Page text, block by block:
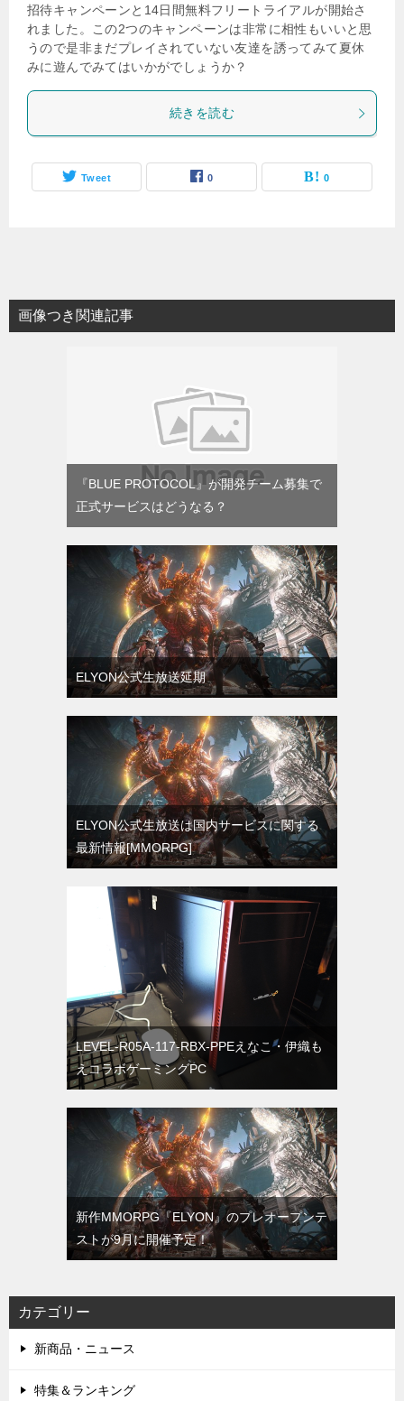
招待キャンペーンと14日間無料フリートライアルが開始さ
れました。この2つのキャンペーンは非常に相性もいいと思
うので是非まだプレイされていない友達を誘ってみて夏休
みに遊んでみてはいかがでしょうか？
続きを読む
Tweet 0 0
画像つき関連記事
『BLUE PROTOCOL』が開発チーム募集で
正式サービスはどうなる？
ELYON公式生放送延期
ELYON公式生放送は国内サービスに関する
最新情報[MMORPG]
LEVEL-R05A-117-RBX-PPEえなこ・伊織も
えコラボゲーミングPC
新作MMORPG『ELYON』のプレオープンテ
ストが9月に開催予定！
カテゴリー
新商品・ニュース
特集＆ランキング